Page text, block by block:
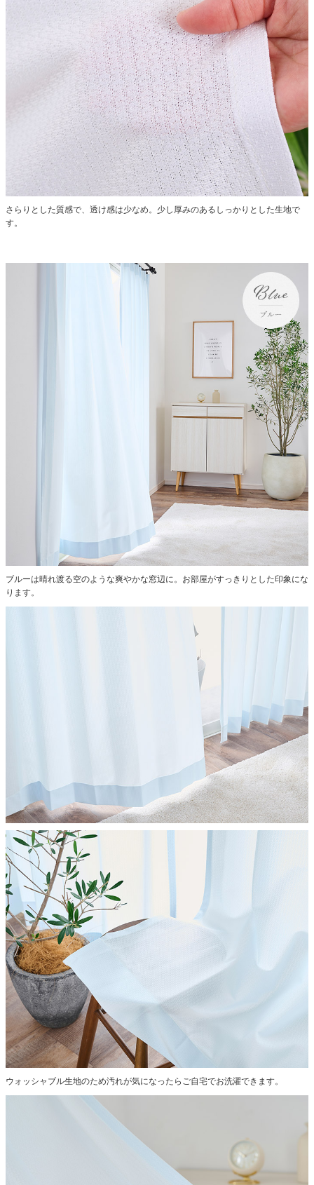
さらりとした質感で、透け感は少なめ。少し厚みのあるしっかりとした生地で
す。
ブルーは晴れ渡る空のような爽やかな窓辺に。お部屋がすっきりとした印象にな
ります。
ウォッシャブル生地のため汚れが気になったらご自宅でお洗濯できます。